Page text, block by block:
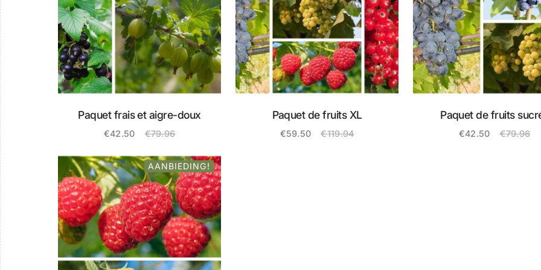
Paquet frais et aigre-doux
€79.96
Oorspronkelijke
was:
€79.96.
€42.50
Huidige
is:
€42.50.
Paquet de fruits XL
€119.94
Oorspronkelijke
€59.50
Huidige
Paquet de fruits
€79.96
€42.50
Huidige
AANBIEDING!